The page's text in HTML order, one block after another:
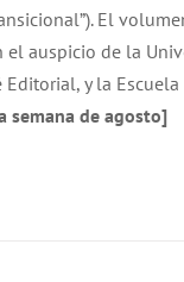
El
auspicio de la
y la
semana de agosto]